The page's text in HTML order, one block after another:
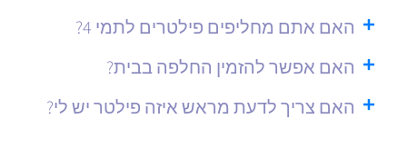
האם אתם מחליפים פילטרים לתמי 4?
האם אפשר להזמין החלפה בבית?
האם צריך לדעת מראש איזה פילטר יש לי?